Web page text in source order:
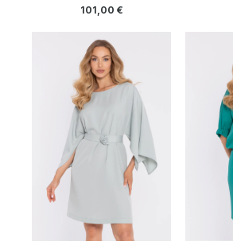
101,00 €